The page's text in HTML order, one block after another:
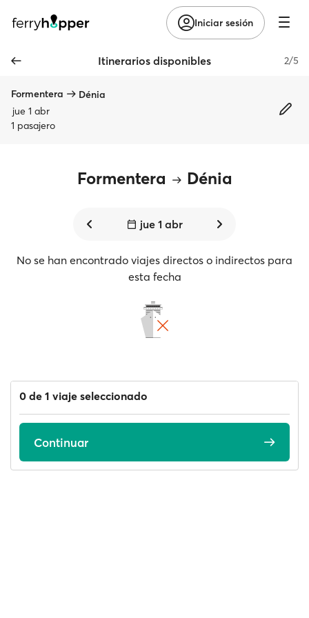
Iniciar sesión
Itinerarios disponibles 2/5
Formentera
Dénia
jue 1 abr
1 pasajero
Formentera Dénia
jue 1 abr
No se han encontrado viajes directos o indirectos para
esta fecha
0 de 1 viaje seleccionado
Continuar